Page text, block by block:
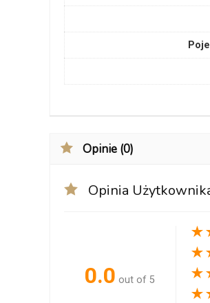
Opinie (0)
Opinia
0.0 out of 5
★
★
★
★